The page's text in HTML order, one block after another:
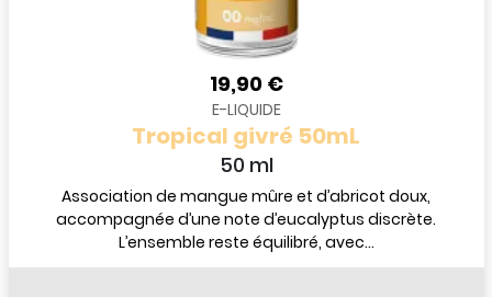
19,90 €
E-LIQUIDE
Tropical givré 50mL
50 ml
Association de mangue mûre et d’abricot doux,
accompagnée d’une note d’eucalyptus discrète.
L’ensemble reste équilibré, avec...